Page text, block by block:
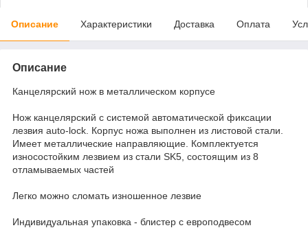
Описание Характеристики Доставка Оплата
Описание
Канцелярский нож в металлическом корпусе
Нож канцелярский с системой автоматической фиксации
лезвия auto-lock. Корпус ножа выполнен из листовой стали.
Имеет металлические направляющие. Комплектуется
износостойким лезвием из стали SK5, состоящим из 8
отламываемых частей
Легко можно сломать изношенное лезвие
Индивидуальная упаковка - блистер с европодвесом